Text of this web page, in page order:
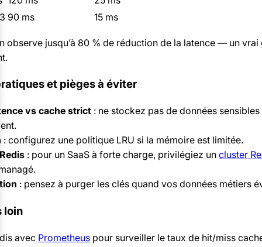
90 ms 15 ms
observe jusqu’à 80 % de réduction de la latence — un vrai
et pièges à éviter
vs cache strict : ne stockez pas de données
: configurez une politique LRU si la mémoire est limitée.
: pour un SaaS à forte charge, privilégiez un cluster
: pensez à purger les clés quand vos données métiers
loin
avec Prometheus pour surveiller le taux de hit/miss